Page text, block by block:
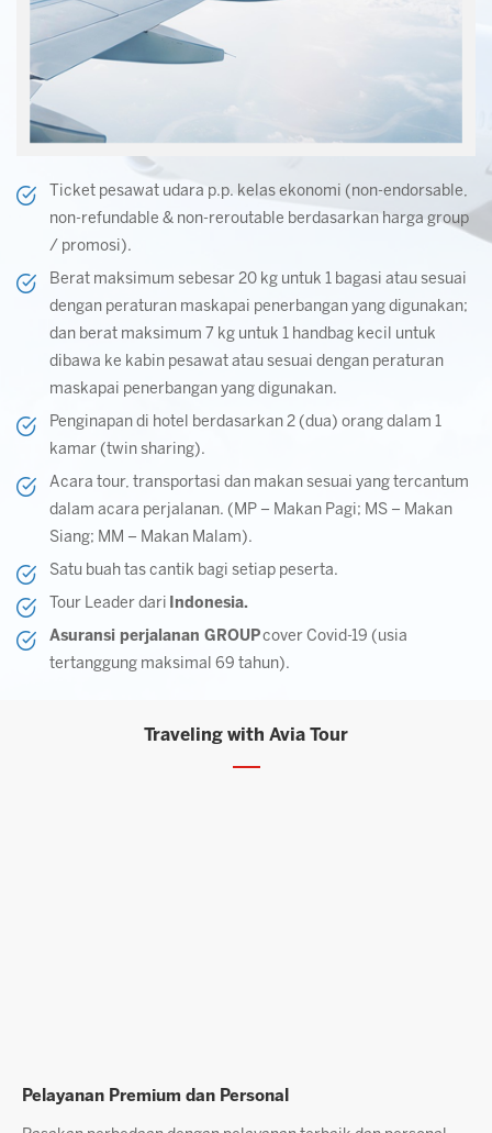
Ticket pesawat udara p.p. kelas ekonomi (non-endorsable,
non-refundable & non-reroutable berdasarkan harga group
/ promosi).
Berat maksimum sebesar 20 kg untuk 1 bagasi atau sesuai
dengan peraturan maskapai penerbangan yang digunakan;
dan berat maksimum 7 kg untuk 1 handbag kecil untuk
dibawa ke kabin pesawat atau sesuai dengan peraturan
maskapai penerbangan yang digunakan.
Penginapan di hotel berdasarkan 2 (dua) orang dalam 1
kamar (twin sharing).
Acara tour, transportasi dan makan sesuai yang tercantum
dalam acara perjalanan. (MP – Makan Pagi; MS – Makan
Siang; MM – Makan Malam).
Satu buah tas cantik bagi setiap peserta.
Tour Leader dari Indonesia.
Asuransi perjalanan GROUPcover Covid-19 (usia
tertanggung maksimal 69 tahun).
Traveling with Avia Tour
Layanan Agen Berpengalaman